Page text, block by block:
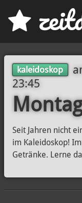
zeit
kaleidoskop
23:45
Seit Jahren nicht
im Kaleidoskop!
Getränke. Lerne